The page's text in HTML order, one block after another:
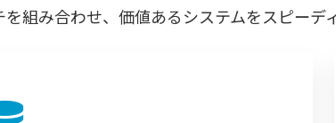
組み合わせ、価値あるシステムをスピーデ